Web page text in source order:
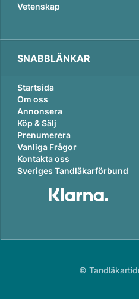
Vetenskap
SNABBLÄNKAR
Startsida
Om oss
Annonsera
Köp & Sälj
Prenumerera
Vanliga Frågor
Kontakta oss
Sveriges Tandläkarförbund
©